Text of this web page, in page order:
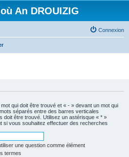
An DROUIZIG
Connexion
qui doit être trouvé et « - » devant un mot qui
séparés entre des barres verticales
doit être trouvé. Utilisez un astérisque « * »
si vous souhaitez effectuer des recherches
une question comme élément
termes